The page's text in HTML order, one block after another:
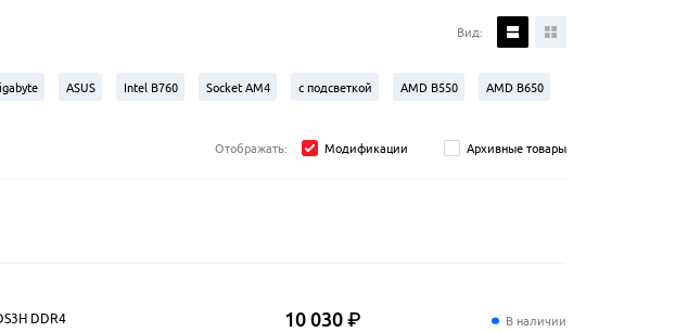
Вид:
ASUS Intel B760 Socket AM4 с подсветкой AMD B550 AMD B650
Отображать: Модификации Архивные товары
DDR4 В наличии
10 030 ₽